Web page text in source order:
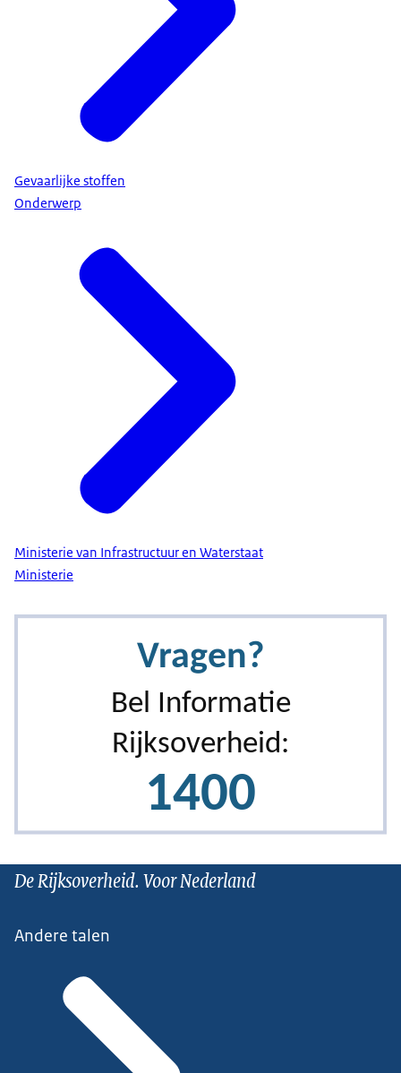
Gevaarlijke stoffen
Onderwerp
Ministerie van Infrastructuur en Waterstaat
Ministerie
De Rijksoverheid. Voor Nederland
Andere talen